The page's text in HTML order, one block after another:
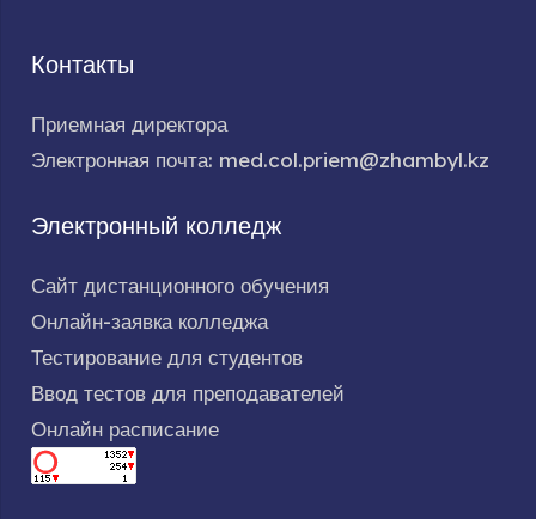
Контакты
Приемная директора
Электронная почта: med.col.priem@zhambyl.kz
Электронный колледж
Сайт дистанционного обучения
Онлайн-заявка колледжа
Тестирование для студентов
Ввод тестов для преподавателей
Онлайн расписание